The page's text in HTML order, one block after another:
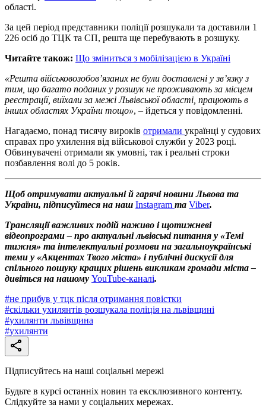
області.
За цей період представники поліції розшукали та доставили 1
226 осіб до ТЦК та СП, решта ще перебувають в розшуку.
Читайте також: Що зміниться з мобілізацією в Україні
«Решта військовозобов’язаних не були доставлені у зв’язку з
тим, що багато поданих у розшук не проживають за місцем
реєстрації, виїхали за межі Львівської області, працюють в
інших областях України тощо», – йдеться у повідомленні.
Нагадаємо, понад тисячу вироків отримали українці у судових
справах про ухилення від військової служби у 2023 році.
Обвинувачені отримали як умовні, так і реальні строки
позбавлення волі до 5 років.
Щоб отримувати актуальні й гарячі новини Львова та
України, підписуйтеся на наш Instagram та Viber.
Трансляції важливих подій наживо і щотижневі
відеопрограми – про актуальні львівські питання у «Темі
тижня» та інтелектуальні розмови на загальноукраїнські
теми у «Акцентах Твого міста» і публічні дискусії для
спільного пошуку кращих рішень викликам громади міста –
дивіться на нашому YouTube-каналі.
#не прибув у тцк після отримання повістки
#скільки ухилянтів розшукала поліція на львівщині
#ухилянти львівщина
#ухилянти
Підписуйтесь на наші соціальні мережі
Будьте в курсі останніх новин та ексклюзивного контенту.
Слідкуйте за нами у соціальних мережах.